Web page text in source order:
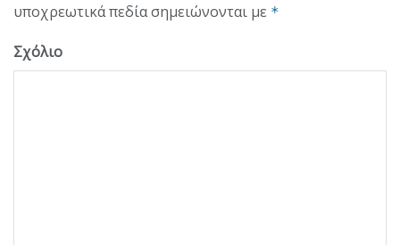
υποχρεωτικά πεδία σημειώνονται με *
Σχόλιο